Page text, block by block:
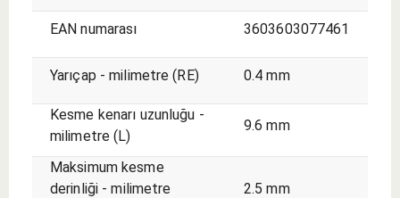
EAN numarası 3603603077461
Yarıçap - milimetre (RE) 0.4 mm
Kesme kenarı uzunluğu -
milimetre (L)
9.6 mm
Maksimum kesme
derinliği - milimetre
2.5 mm